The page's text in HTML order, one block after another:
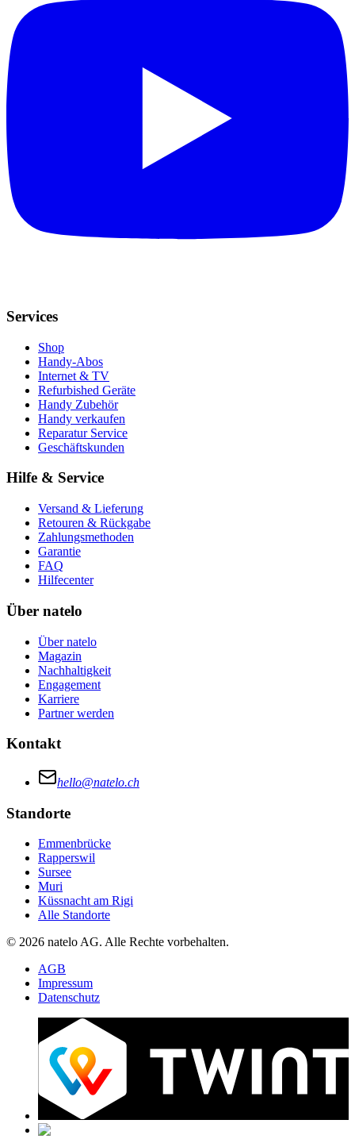
Services
Shop
Handy-Abos
Internet & TV
Refurbished Geräte
Handy Zubehör
Handy verkaufen
Reparatur Service
Geschäftskunden
Hilfe & Service
Versand & Lieferung
Retouren & Rückgabe
Zahlungsmethoden
Garantie
FAQ
Hilfecenter
Über natelo
Über natelo
Magazin
Nachhaltigkeit
Engagement
Karriere
Partner werden
Kontakt
hello@natelo.ch
Standorte
Emmenbrücke
Rapperswil
Sursee
Muri
Küssnacht am Rigi
Alle Standorte
© 2026 natelo AG. Alle Rechte vorbehalten.
AGB
Impressum
Datenschutz